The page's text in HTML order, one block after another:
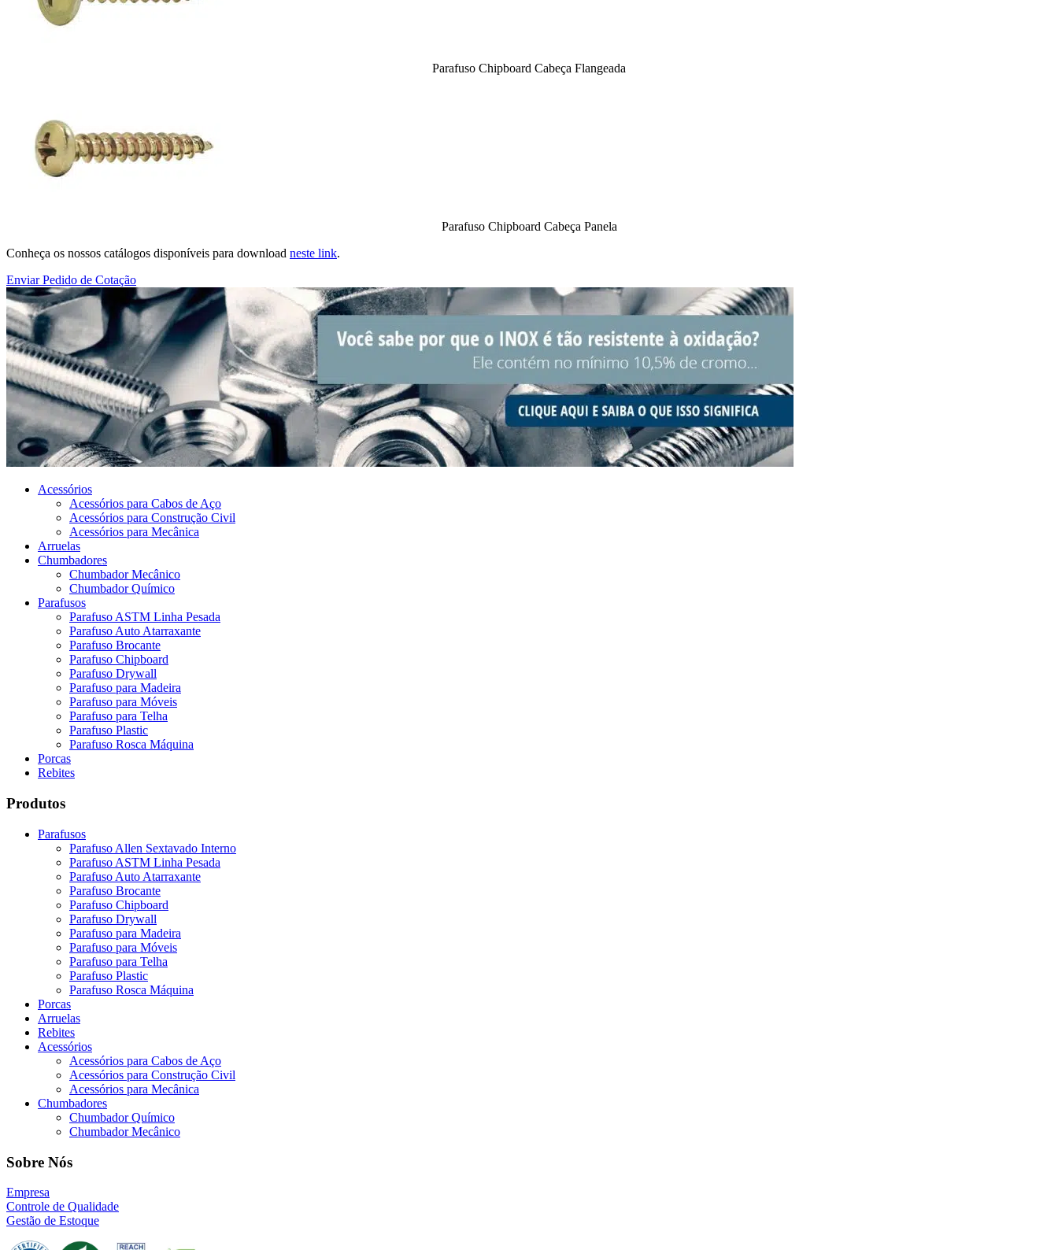
Parafuso Chipboard Cabeça Flangeada
Parafuso Chipboard Cabeça Panela
Conheça os nossos catálogos disponíveis para download neste link.
Enviar Pedido de Cotação
Acessórios
Acessórios para Cabos de Aço
Acessórios para Construção Civil
Acessórios para Mecânica
Arruelas
Chumbadores
Chumbador Mecânico
Chumbador Químico
Parafusos
Parafuso ASTM Linha Pesada
Parafuso Auto Atarraxante
Parafuso Brocante
Parafuso Chipboard
Parafuso Drywall
Parafuso para Madeira
Parafuso para Móveis
Parafuso para Telha
Parafuso Plastic
Parafuso Rosca Máquina
Porcas
Rebites
Produtos
Parafusos
Parafuso Allen Sextavado Interno
Parafuso ASTM Linha Pesada
Parafuso Auto Atarraxante
Parafuso Brocante
Parafuso Chipboard
Parafuso Drywall
Parafuso para Madeira
Parafuso para Móveis
Parafuso para Telha
Parafuso Plastic
Parafuso Rosca Máquina
Porcas
Arruelas
Rebites
Acessórios
Acessórios para Cabos de Aço
Acessórios para Construção Civil
Acessórios para Mecânica
Chumbadores
Chumbador Químico
Chumbador Mecânico
Sobre Nós
Empresa
Controle de Qualidade
Gestão de Estoque